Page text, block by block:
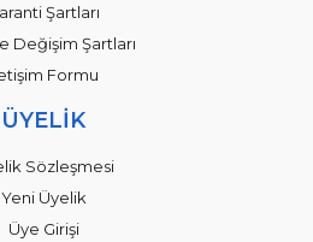
Şartları
Değişim Şartları
Formu
ÜYELİK
Sözleşmesi
Yeni Üyelik
Üye Girişi